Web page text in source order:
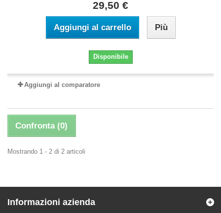
29,50 €
Aggiungi al carrello Più
Disponibile
Aggiungi al comparatore
Confronta (0)
Mostrando 1 - 2 di 2 articoli
Informazioni azienda